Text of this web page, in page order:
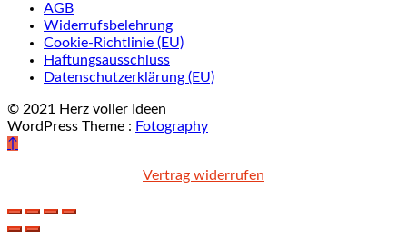
AGB
Widerrufsbelehrung
Cookie-Richtlinie (EU)
Haftungsausschluss
Datenschutzerklärung (EU)
© 2021 Herz voller Ideen
WordPress Theme : Fotography
↑
Vertrag widerrufen